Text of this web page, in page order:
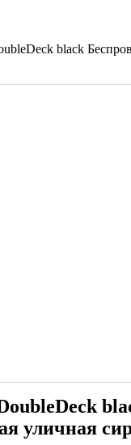
black
уличная